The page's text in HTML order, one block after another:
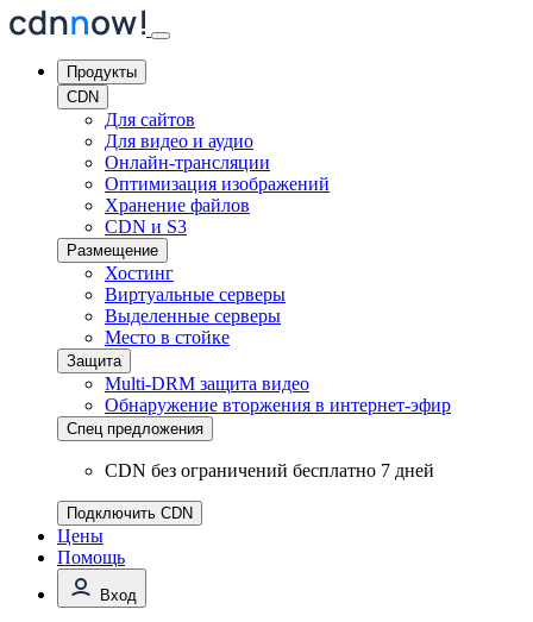
Продукты
CDN
Для сайтов
Для видео и аудио
Онлайн-трансляции
Оптимизация изображений
Хранение файлов
CDN и S3
Размещение
Хостинг
Виртуальные серверы
Выделенные серверы
Место в стойке
Защита
Multi-DRM защита видео
Обнаружение вторжения в интернет-эфир
Спец предложения
CDN без ограничений бесплатно 7 дней
Подключить CDN
Цены
Помощь
Вход